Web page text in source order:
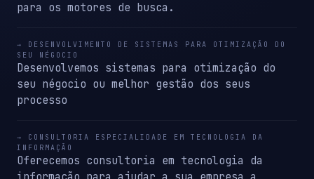
para os motores de busca.
→ DESENVOLVIMENTO DE SISTEMAS PARA OTIMIZAÇÃO DO
SEU NÉGOCIO
Desenvolvemos sistemas para otimização do
seu négocio ou melhor gestão dos seus
processo
→ CONSULTORIA ESPECIALIDADE EM TECNOLOGIA DA
INFORMAÇÃO
Oferecemos consultoria em tecnologia da